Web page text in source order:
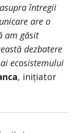
întregii
are o
am găsit
dezbatere
ecosistemului
, inițiator